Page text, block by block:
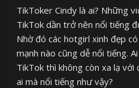
TikToker Cindy là ai? Những
TikTok dần trở nên nổi tiếng
Nhờ đó các hotgirl xinh đẹp
mạnh nào cũng dễ nổi tiếng.
TikTok thì không còn xa lạ với
ai mà nổi tiếng như vậy?